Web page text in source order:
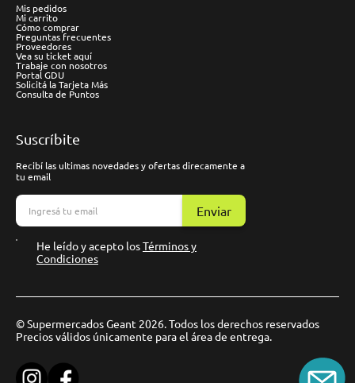
Mis pedidos
Mi carrito
Cómo comprar
Preguntas frecuentes
Proveedores
Vea su ticket aquí
Trabaje con nosotros
Portal GDU
Solicitá la Tarjeta Más
Consulta de Puntos
Suscríbite
Recibí las ultimas novedades y ofertas direcamente a
tu email
Enviar
He leído y acepto losTérminos y
Condiciones
© Supermercados Geant 2026. Todos los derechos reservados
Precios válidos únicamente para el área de entrega.